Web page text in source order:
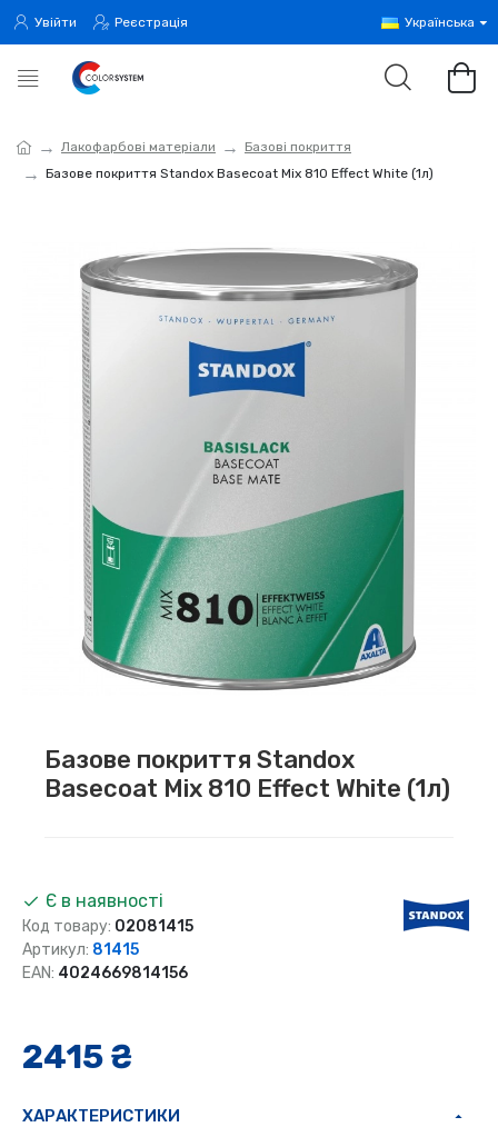
Увійти Реєстрація Українська
Лакофарбові матеріали
Базові покриття
Базове покриття Standox Basecoat Mix 810 Effect White (1л)
Базове покриття Standox
Basecoat Mix 810 Effect White (1л)
2415 ₴
Є в наявності
Код товару: 02081415
Артикул: 81415
EAN: 4024669814156
ХАРАКТЕРИСТИКИ